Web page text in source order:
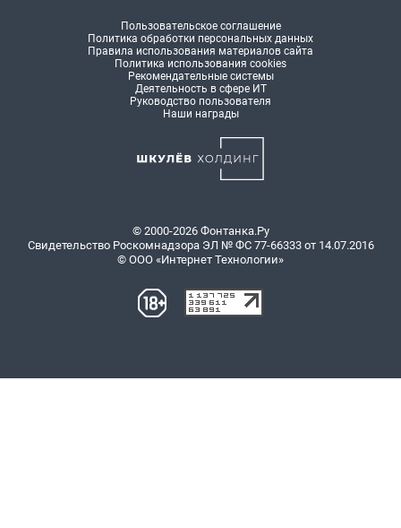
Пользовательское соглашение
Политика обработки персональных данных
Правила использования материалов сайта
Политика использования cookies
Рекомендательные системы
Деятельность в сфере ИТ
Руководство пользователя
Наши награды
© 2000-2026 Фонтанка.Ру
Свидетельство Роскомнадзора ЭЛ № ФС 77-66333 от 14.07.2016
© ООО «Интернет Технологии»